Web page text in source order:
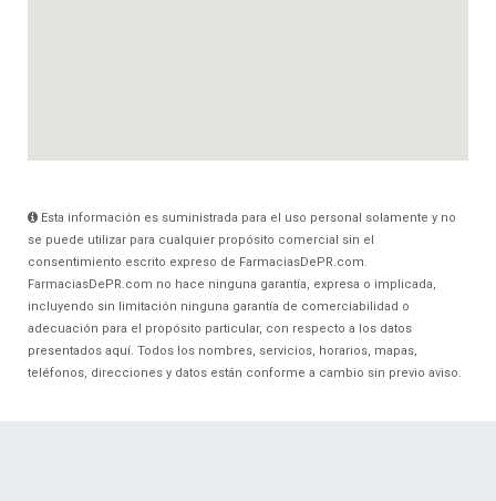
Esta información es suministrada para el uso personal solamente y no
se puede utilizar para cualquier propósito comercial sin el
consentimiento escrito expreso de FarmaciasDePR.com.
FarmaciasDePR.com no hace ninguna garantía, expresa o implicada,
incluyendo sin limitación ninguna garantía de comerciabilidad o
adecuación para el propósito particular, con respecto a los datos
presentados aquí. Todos los nombres, servicios, horarios, mapas,
teléfonos, direcciones y datos están conforme a cambio sin previo aviso.